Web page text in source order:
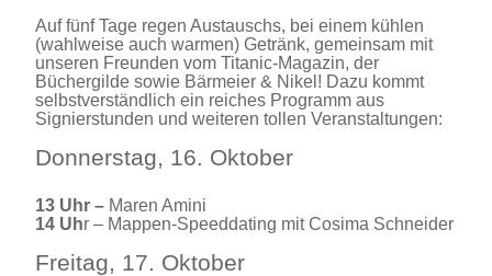
Auf fünf Tage regen Austauschs, bei einem kühlen
(wahlweise auch warmen) Getränk, gemeinsam mit
unseren Freunden vom Titanic-Magazin, der
Büchergilde sowie Bärmeier & Nikel! Dazu kommt
selbstverständlich ein reiches Programm aus
Signierstunden und weiteren tollen Veranstaltungen:
Donnerstag, 16. Oktober
13 Uhr – Maren Amini
14 Uhr – Mappen-Speeddating mit Cosima Schneider
Freitag, 17. Oktober